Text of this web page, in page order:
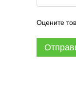
Оцените